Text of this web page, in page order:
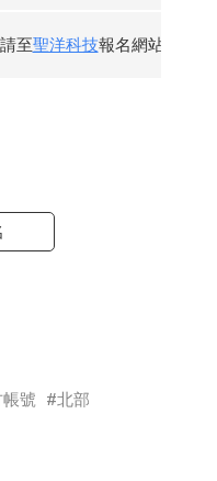
至聖洋科技報名網站查看
帳號
北部